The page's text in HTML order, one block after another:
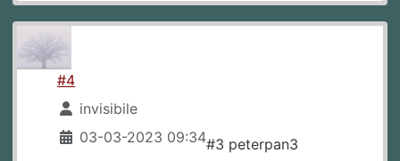
#4
invisibile
03-03-2023 09:34#3 peterpan3